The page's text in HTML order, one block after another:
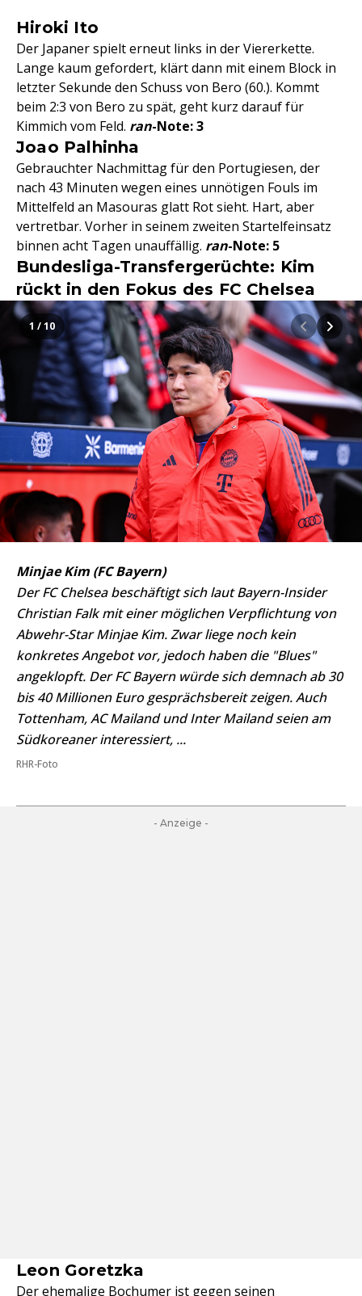
Hiroki Ito
Der Japaner spielt erneut links in der Viererkette.
Lange kaum gefordert, klärt dann mit einem Block in
letzter Sekunde den Schuss von Bero (60.). Kommt
beim 2:3 von Bero zu spät, geht kurz darauf für
Kimmich vom Feld. ran-Note: 3
Joao Palhinha
Gebrauchter Nachmittag für den Portugiesen, der
nach 43 Minuten wegen eines unnötigen Fouls im
Mittelfeld an Masouras glatt Rot sieht. Hart, aber
vertretbar. Vorher in seinem zweiten Startelfeinsatz
binnen acht Tagen unauffällig. ran-Note: 5
Bundesliga-Transfergerüchte: Kim
rückt in den Fokus des FC Chelsea
Minjae Kim (FC Bayern)
Der FC Chelsea beschäftigt sich laut Bayern-Insider
Christian Falk mit einer möglichen Verpflichtung von
Abwehr-Star Minjae Kim. Zwar liege noch kein
konkretes Angebot vor, jedoch haben die "Blues"
angeklopft. Der FC Bayern würde sich demnach ab 30
bis 40 Millionen Euro gesprächsbereit zeigen. Auch
Tottenham, AC Mailand und Inter Mailand seien am
Südkoreaner interessiert, ...
RHR-Foto
1 / 10
- Anzeige -
Leon Goretzka
Der ehemalige Bochumer ist gegen seinen